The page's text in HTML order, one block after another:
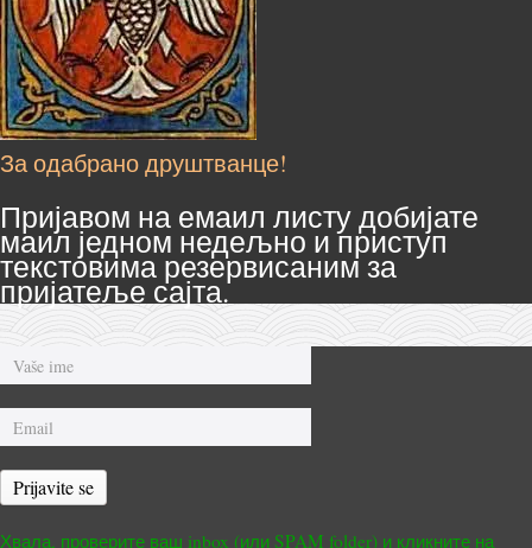
За одабрано друштванце!
Пријавом на емаил листу добијате
маил једном недељно и приступ
текстовима резервисаним за
пријатеље сајта.
Prijavite se
Хвала, проверите ваш inbox (или SPAM folder) и кликните на